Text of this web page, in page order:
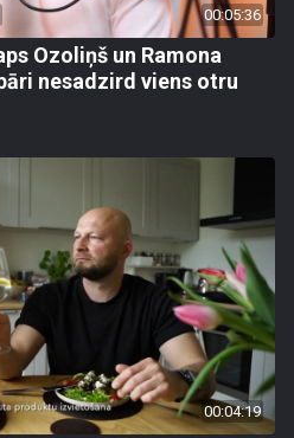
00:05:36
Ozoliņš un Ramona
nesadzird viens otru
00:04:19